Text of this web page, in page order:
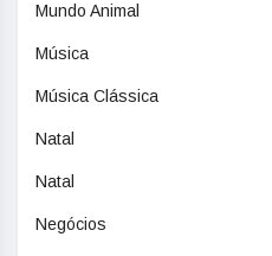
Mundo Animal
Música
Música Clássica
Natal
Natal
Negócios